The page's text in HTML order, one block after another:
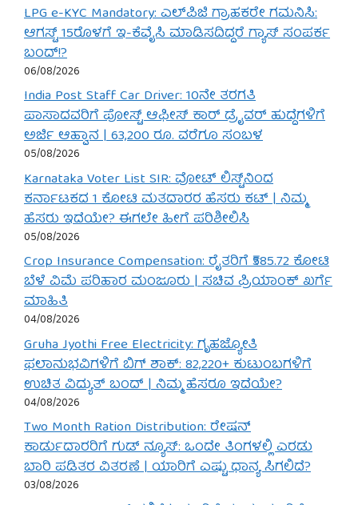
LPG e-KYC Mandatory: ಎಲ್‌ಪಿಜಿ ಗ್ರಾಹಕರೇ ಗಮನಿಸಿ:
ಆಗಸ್ಟ್ 15ರೊಳಗೆ ಇ-ಕೆವೈಸಿ ಮಾಡಿಸದಿದ್ದರೆ ಗ್ಯಾಸ್ ಸಂಪರ್ಕ
ಬಂದ್!?
06/08/2026
India Post Staff Car Driver: 10ನೇ ತರಗತಿ
ಪಾಸಾದವರಿಗೆ ಪೋಸ್ಟ್ ಆಫೀಸ್ ಕಾರ್ ಡ್ರೈವರ್ ಹುದ್ದೆಗಳಿಗೆ
ಅರ್ಜಿ ಆಹ್ವಾನ | 63,200 ರೂ. ವರೆಗೂ ಸಂಬಳ
05/08/2026
Karnataka Voter List SIR: ವೋಟ್ ಲಿಸ್ಟ್‌ನಿಂದ
ಕರ್ನಾಟಕದ 1 ಕೋಟಿ ಮತದಾರರ ಹೆಸರು ಕಟ್ | ನಿಮ್ಮ
ಹೆಸರು ಇದೆಯೇ? ಈಗಲೇ ಹೀಗೆ ಪರಿಶೀಲಿಸಿ
05/08/2026
Crop Insurance Compensation: ರೈತರಿಗೆ ₹585.72 ಕೋಟಿ
ಬೆಳೆ ವಿಮೆ ಪರಿಹಾರ ಮಂಜೂರು | ಸಚಿವ ಪ್ರಿಯಾಂಕ್ ಖರ್ಗೆ
ಮಾಹಿತಿ
04/08/2026
Gruha Jyothi Free Electricity: ಗೃಹಜ್ಯೋತಿ
ಫಲಾನುಭವಿಗಳಿಗೆ ಬಿಗ್ ಶಾಕ್: 82,220+ ಕುಟುಂಬಗಳಿಗೆ
ಉಚಿತ ವಿದ್ಯುತ್ ಬಂದ್ | ನಿಮ್ಮ ಹೆಸರೂ ಇದೆಯೇ?
04/08/2026
Two Month Ration Distribution: ರೇಷನ್
ಕಾರ್ಡುದಾರರಿಗೆ ಗುಡ್ ನ್ಯೂಸ್: ಒಂದೇ ತಿಂಗಳಲ್ಲಿ ಎರಡು
ಬಾರಿ ಪಡಿತರ ವಿತರಣೆ | ಯಾರಿಗೆ ಎಷ್ಟು ಧಾನ್ಯ ಸಿಗಲಿದೆ?
03/08/2026